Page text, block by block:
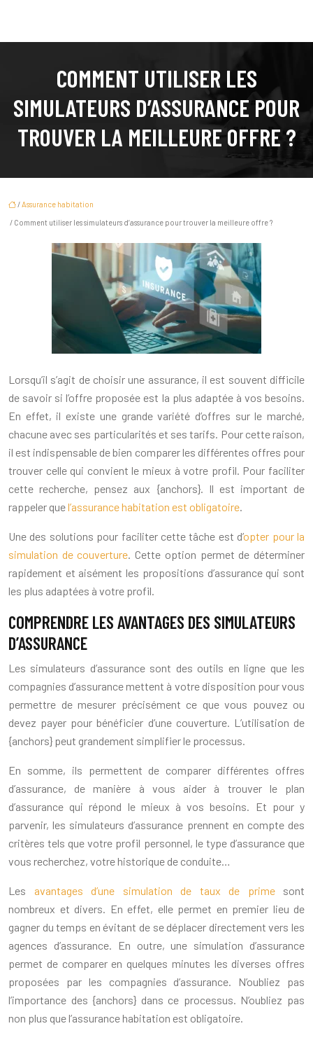
COMMENT UTILISER LES
SIMULATEURS D’ASSURANCE POUR
TROUVER LA MEILLEURE OFFRE ?
/Assurance habitation
/ Comment utiliser les simulateurs d’assurance pour trouver la meilleure offre ?
Lorsqu’il s’agit de choisir une assurance, il est souvent difficile
de savoir si l’offre proposée est la plus adaptée à vos besoins.
En effet, il existe une grande variété d’offres sur le marché,
chacune avec ses particularités et ses tarifs. Pour cette raison,
il est indispensable de bien comparer les différentes offres pour
trouver celle qui convient le mieux à votre profil. Pour faciliter
cette recherche, pensez aux {anchors}. Il est important de
rappeler quel’assurance habitation est obligatoire.
Une des solutions pour faciliter cette tâche est d’opter pour la
simulation de couverture. Cette option permet de déterminer
rapidement et aisément les propositions d’assurance qui sont
les plus adaptées à votre profil.
COMPRENDRE LES AVANTAGES DES SIMULATEURS
D’ASSURANCE
Les simulateurs d’assurance sont des outils en ligne que les
compagnies d’assurance mettent à votre disposition pour vous
permettre de mesurer précisément ce que vous pouvez ou
devez payer pour bénéficier d’une couverture. L’utilisation de
{anchors} peut grandement simplifier le processus.
En somme, ils permettent de comparer différentes offres
d’assurance, de manière à vous aider à trouver le plan
d’assurance qui répond le mieux à vos besoins. Et pour y
parvenir, les simulateurs d’assurance prennent en compte des
critères tels que votre profil personnel, le type d’assurance que
vous recherchez, votre historique de conduite…
Les avantages d’une simulation de taux de primesont
nombreux et divers. En effet, elle permet en premier lieu de
gagner du temps en évitant de se déplacer directement vers les
agences d’assurance. En outre, une simulation d’assurance
permet de comparer en quelques minutes les diverses offres
proposées par les compagnies d’assurance. N’oubliez pas
l’importance des {anchors} dans ce processus. N’oubliez pas
non plus que l’assurance habitation est obligatoire.